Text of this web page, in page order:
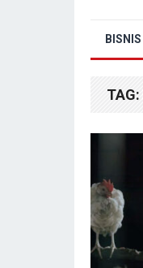
BISNIS
TAG: